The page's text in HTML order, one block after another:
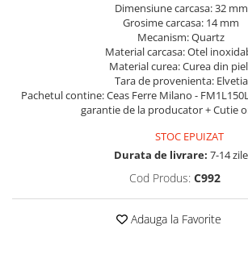
Dimensiune carcasa: 32 mm
Grosime carcasa: 14 mm
Mecanism: Quartz
Material carcasa: Otel
Material curea: Curea din
Tara de provenienta: Elvetia
Pachetul contine: Ceas Ferre Milano -
garantie de la producator + Cutie
STOC EPUIZAT
Durata de livrare: 7-14 zile
Cod Produs: C992
Adauga la Favorite